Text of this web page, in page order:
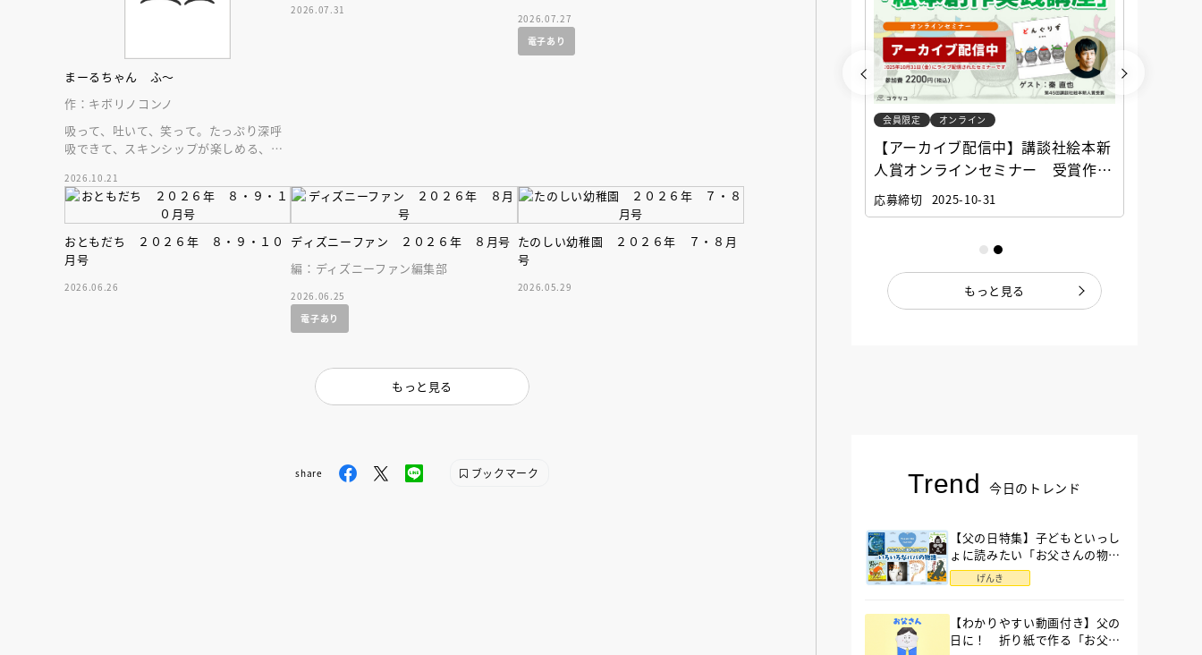
まーるちゃん ふ～
作：キボリノコンノ
吸って、吐いて、笑って。たっぷり深呼
吸できて、スキンシップが楽しめる、大
ーストブック。
2026.10.21
2026.07.31
2026.07.27
電子あり
おともだち ２０２６年 ８・９・１０
月号
2026.06.26
ディズニーファン ２０２６年 ８月号
編：ディズニーファン編集部
2026.06.25
電子あり
たのしい幼稚園 ２０２６年 ７・８月
号
2026.05.29
もっと見る
share ブックマーク
と担当編集者が語る「絵本創作実践
応募締切 2025-10-31
員に聞く「児童文学創作セミナー」
会員限定 オンライン
【アーカイブ配信中】講談社絵本新
人賞オンラインセミナー 受賞作家
と担当編集者が語る「絵本創作実践
講座」
応募締切 2025-10-31
もっと見る
Trend 今日のトレンド
【父の日特集】子どもといっし
ょに読みたい「お父さんの物
語」６選
げんき
【わかりやすい動画付き】父の
日に！ 折り紙で作る「お父さ